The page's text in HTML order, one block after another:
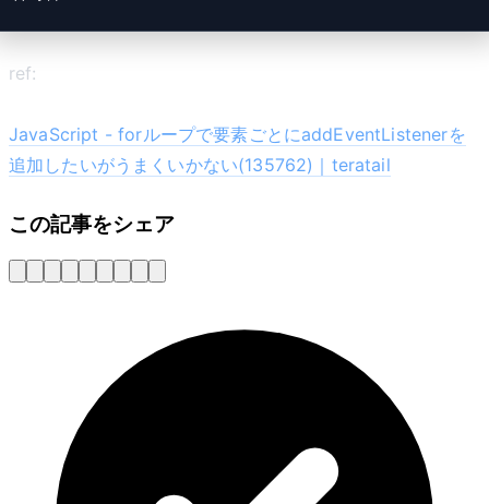
ref:
JavaScript - forループで要素ごとにaddEventListenerを
追加したいがうまくいかない(135762)｜teratail
この記事をシェア